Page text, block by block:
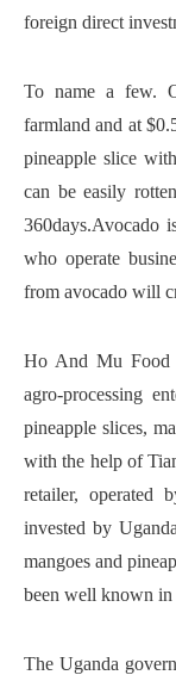
foreign direct
To name a few.
farmland and at
pineapple slice
can be easily
360days.Avocado
who operate
from avocado will
Ho And Mu Food
agro-processing
pineapple slices,
with the help of
retailer, operated
invested by
mangoes and
been well known in
The Uganda